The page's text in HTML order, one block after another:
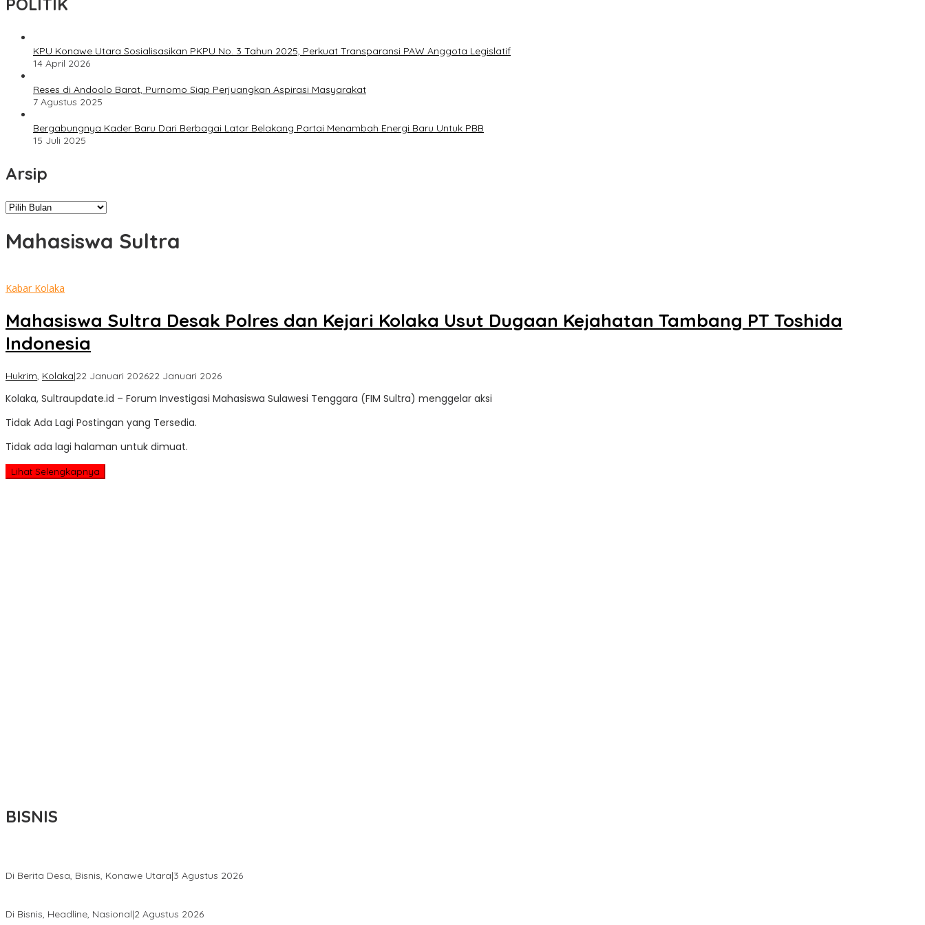
POLITIK
KPU Konawe Utara Sosialisasikan PKPU No. 3 Tahun 2025, Perkuat Transparansi PAW Anggota Legislatif
14 April 2026
Reses di Andoolo Barat, Purnomo Siap Perjuangkan Aspirasi Masyarakat
7 Agustus 2025
Bergabungnya Kader Baru Dari Berbagai Latar Belakang Partai Menambah Energi Baru Untuk PBB
15 Juli 2025
Arsip
Arsip
Mahasiswa Sultra
Kabar Kolaka
Mahasiswa Sultra Desak Polres dan Kejari Kolaka Usut Dugaan Kejahatan Tambang PT Toshida
Indonesia
Hukrim, Kolaka|22 Januari 202622 Januari 2026oleh
Update
Kolaka, Sultraupdate.id – Forum Investigasi Mahasiswa Sulawesi Tenggara (FIM Sultra) menggelar aksi
Tidak Ada Lagi Postingan yang Tersedia.
Tidak ada lagi halaman untuk dimuat.
Lihat Selengkapnya
BISNIS
Di Berita Desa, Bisnis, Konawe Utara|3 Agustus 2026
Di Bisnis, Headline, Nasional|2 Agustus 2026